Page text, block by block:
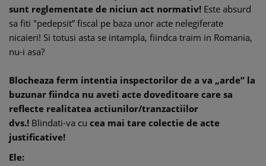
sunt reglementate de niciun act normativ! Este absurd
sa fiti "pedepsit” fiscal pe baza unor acte nelegiferate
nicaieri! Si totusi asta se intampla, fiindca traim in Romania,
nu-i asa?
Blocheaza ferm intentia inspectorilor de a va „arde” la
buzunar fiindca nu aveti acte doveditoare care sa
reflecte realitatea actiunilor/tranzactiilor
dvs.! Blindati-va cu cea mai tare colectie de acte
justificative!
Ele: